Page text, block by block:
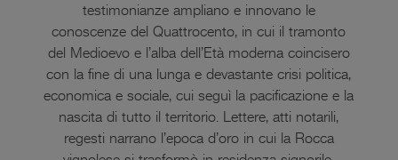
testimonianze ampliano e innovano le
conoscenze del Quattrocento, in cui il tramonto
del Medioevo e l’alba dell’Età moderna coincisero
con la fine di una lunga e devastante crisi politica,
economica e sociale, cui seguì la pacificazione e la
nascita di tutto il territorio. Lettere, atti notarili,
regesti narrano l’epoca d’oro in cui la Rocca